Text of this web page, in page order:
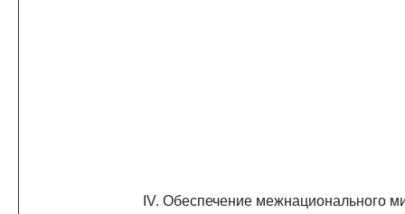
IV. Обеспечение межнационального